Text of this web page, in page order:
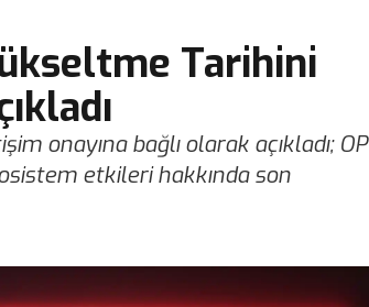
Tarihini
onayına bağlı olarak açıkladı; OP
etkileri hakkında son